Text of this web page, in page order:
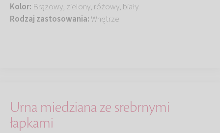
Kolor: Brązowy, zielony, różowy, biały
Rodzaj zastosowania:Wnętrze
Urna miedziana ze srebrnymi
łapkami